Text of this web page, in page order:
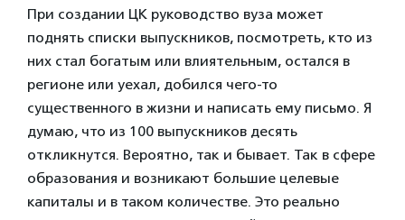
При создании ЦК руководство вуза может
поднять списки выпускников, посмотреть, кто из
них стал богатым или влиятельным, остался в
регионе или уехал, добился чего-то
существенного в жизни и написать ему письмо. Я
думаю, что из 100 выпускников десять
откликнутся. Вероятно, так и бывает. Так в сфере
образования и возникают большие целевые
капиталы и в таком количестве. Это реально